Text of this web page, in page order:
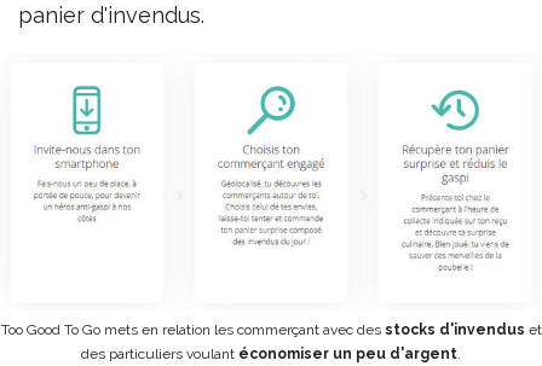
panier d'invendus.
Too Good To Go mets en relation les commerçant avec des stocks d'invendus et
des particuliers voulant économiser un peu d'argent.